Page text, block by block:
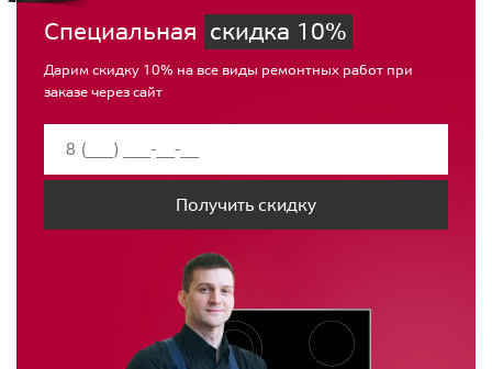
Специальная скидка 10%
Дарим скидку 10% на все виды ремонтных работ при
заказе через сайт
Получить скидку